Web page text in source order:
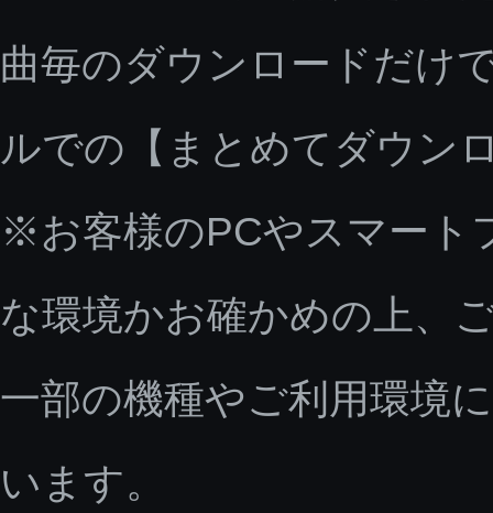
曲毎のダウンロードだけ
ルでの【まとめてダウン
※お客様のPCやスマート
な環境かお確かめの上、
一部の機種やご利用環境
います。